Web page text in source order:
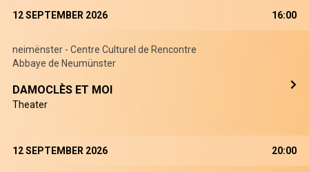
12 SEPTEMBER 2026 16:00
neimënster - Centre Culturel de Rencontre
Abbaye de Neumünster
DAMOCLÈS ET MOI
Theater
12 SEPTEMBER 2026 20:00